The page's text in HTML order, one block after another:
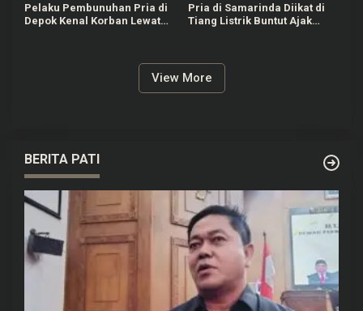
Pelaku Pembunuhan Pria di
Depok Kenal Korban Lewat
Pria di Samarinda Diikat di
Tiang Listrik Buntut Ajak
View More
BERITA PATI